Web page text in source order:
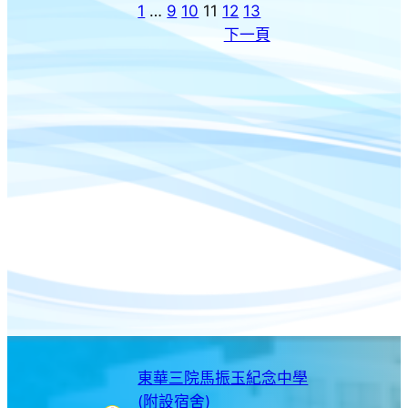
1 … 9 10 11 12 13
下一頁
東華三院馬振玉紀念中學
(附設宿舍)